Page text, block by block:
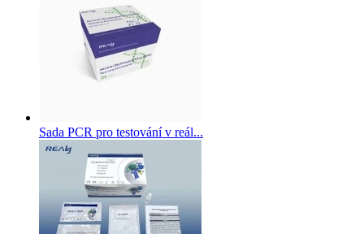
Sada PCR pro testování v reál...